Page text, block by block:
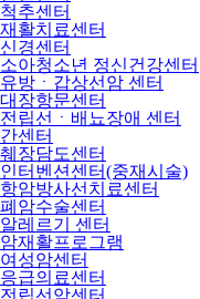
척추센터
재활치료센터
신경센터
소아청소년 정신건강센터
유방ㆍ갑상선암 센터
대장항문센터
전립선ㆍ배뇨장애 센터
간센터
췌장담도센터
인터벤션센터(중재시술)
항암방사선치료센터
폐암수술센터
알레르기 센터
암재활프로그램
여성암센터
응급의료센터
전립선암센터